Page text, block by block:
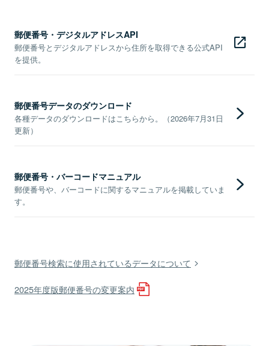
郵便番号・デジタルアドレスAPI
郵便番号とデジタルアドレスから住所を取得できる公式API
を提供。
郵便番号データのダウンロード
各種データのダウンロードはこちらから。（2026年7月31日
更新）
郵便番号・バーコードマニュアル
郵便番号や、バーコードに関するマニュアルを掲載していま
す。
郵便番号検索に使用されているデータについて
2025年度版郵便番号の変更案内